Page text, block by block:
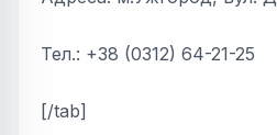
Тел.: +38 (0312) 64-21-25
[/tab]